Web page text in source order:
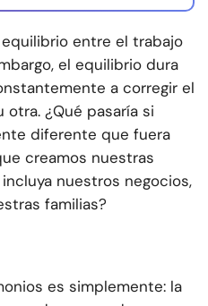
entre el trabajo
el equilibrio dura
a corregir el
¿Qué pasaría si
diferente que fuera
creamos nuestras
nuestros negocios,
familias?
es simplemente: la